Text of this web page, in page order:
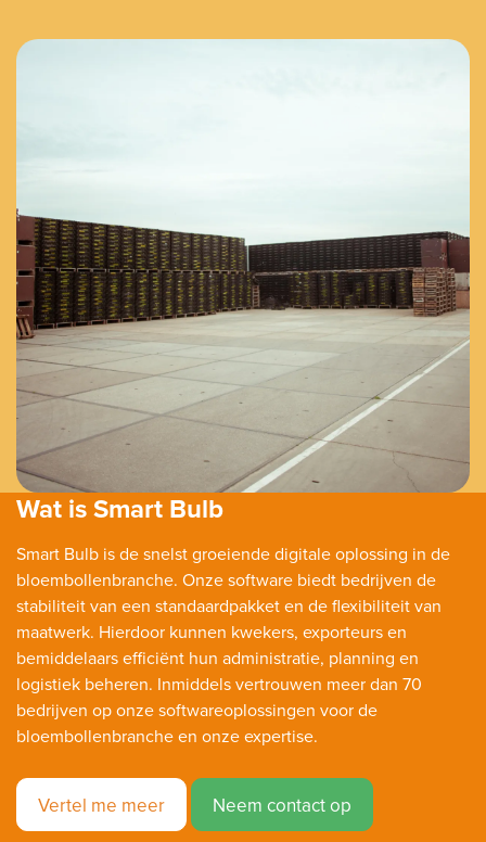
Wat is Smart Bulb
Smart Bulb is de snelst groeiende digitale oplossing in de
bloembollenbranche. Onze software biedt bedrijven de
stabiliteit van een standaardpakket en de flexibiliteit van
maatwerk. Hierdoor kunnen kwekers, exporteurs en
bemiddelaars efficiënt hun administratie, planning en
logistiek beheren. Inmiddels vertrouwen meer dan 70
bedrijven op onze softwareoplossingen voor de
bloembollenbranche en onze expertise.
Vertel me meer Neem contact op